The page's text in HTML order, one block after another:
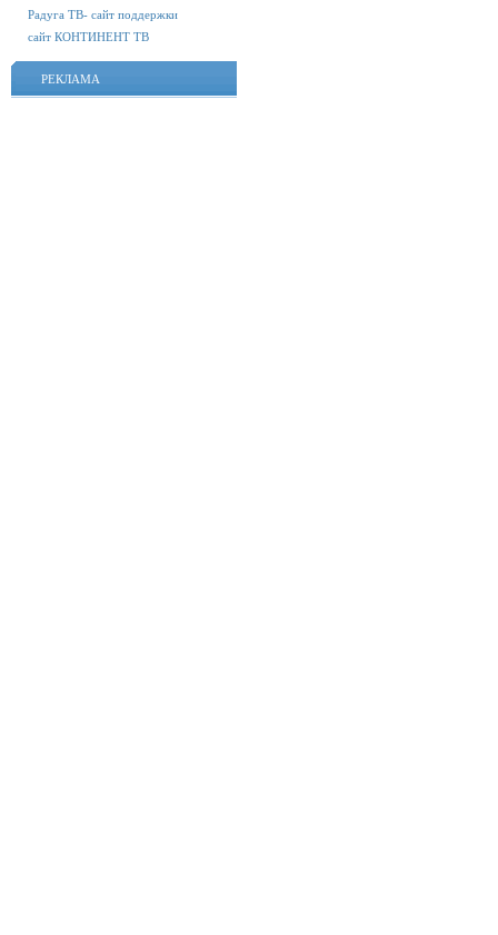
Радуга ТВ- сайт поддержки
сайт КОНТИНЕНТ ТВ
РЕКЛАМА